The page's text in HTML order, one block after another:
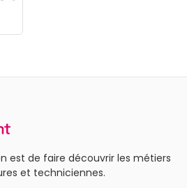
est de faire découvrir les métiers
et techniciennes.